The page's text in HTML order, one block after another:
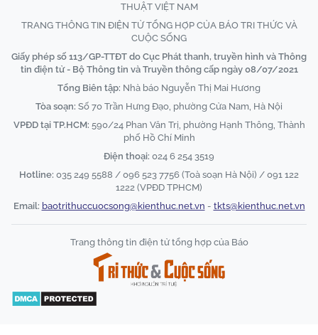
THUẬT VIỆT NAM
TRANG THÔNG TIN ĐIỆN TỬ TỔNG HỢP CỦA BÁO TRI THỨC VÀ
CUỘC SỐNG
Giấy phép số 113/GP-TTĐT do Cục Phát thanh, truyền hình và Thông
tin điện tử - Bộ Thông tin và Truyền thông cấp ngày 08/07/2021
Tổng Biên tập: Nhà báo Nguyễn Thị Mai Hương
Tòa soạn: Số 70 Trần Hưng Đạo, phường Cửa Nam, Hà Nội
VPĐD tại TP.HCM: 590/24 Phan Văn Trị, phường Hạnh Thông, Thành
phố Hồ Chí Minh
Điện thoại: 024 6 254 3519
Hotline: 035 249 5588 / 096 523 7756 (Toà soạn Hà Nội) / 091 122
1222 (VPĐD TPHCM)
Email: baotrithuccuocsong@kienthuc.net.vn - tkts@kienthuc.net.vn
Trang thông tin điện tử tổng hợp của Báo